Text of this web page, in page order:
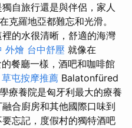
自旅行還是與伴侶，家人
克羅地亞都難忘和光滑。
的水很清晰，舒適的海灣
外燴 台中舒壓 就像在
餐廳一樣，酒吧和咖啡館
草屯按摩推薦 Balatonfüred
療養院是匈牙利最大的療養
合廚房和其他國際口味到
忘記，度假村的獨特酒吧